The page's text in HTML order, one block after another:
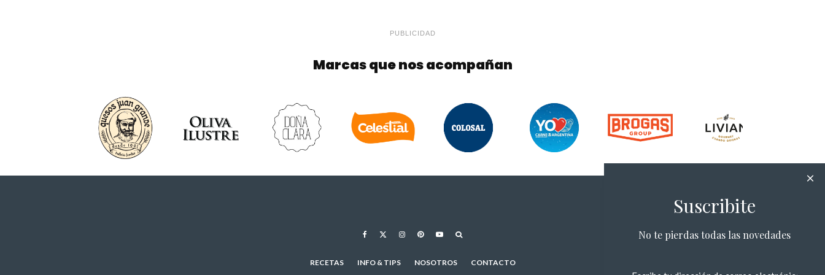
PUBLICIDAD
Marcas que nos acompañan
RECETAS INFO & TIPS NOSOTROS CONTACTO
Suscribite
No te pierdas todas las novedades